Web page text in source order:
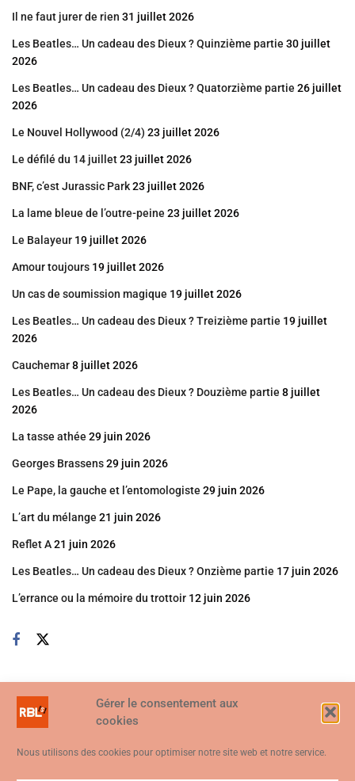
Gérer le consentement aux
cookies
Nous utilisons des cookies pour optimiser notre site web et notre service.
Il ne faut jurer de rien 31 juillet 2026
Les Beatles… Un cadeau des Dieux ? Quinzième partie 30 juillet
2026
Les Beatles… Un cadeau des Dieux ? Quatorzième partie 26 juillet
2026
Le Nouvel Hollywood (2/4) 23 juillet 2026
Le défilé du 14 juillet23 juillet 2026
BNF, c’est Jurassic Park23 juillet 2026
La lame bleue de l’outre-peine 23 juillet 2026
Le Balayeur 19 juillet 2026
Amour toujours 19 juillet 2026
Un cas de soumission magique 19 juillet 2026
Les Beatles… Un cadeau des Dieux ? Treizième partie 19 juillet
2026
Cauchemar8 juillet 2026
Les Beatles… Un cadeau des Dieux ? Douzième partie 8 juillet
2026
La tasse athée 29 juin 2026
Georges Brassens29 juin 2026
Le Pape, la gauche et l’entomologiste 29 juin 2026
L’art du mélange 21 juin 2026
Reflet A21 juin 2026
Les Beatles… Un cadeau des Dieux ? Onzième partie 17 juin 2026
L’errance ou la mémoire du trottoir 12 juin 2026